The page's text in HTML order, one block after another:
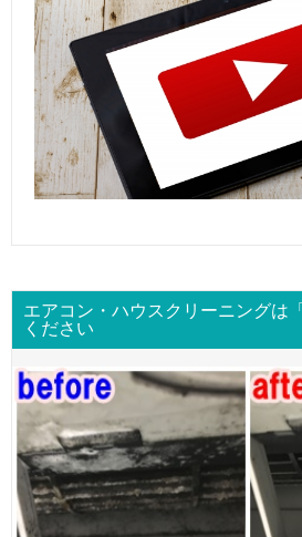
エアコン・ハウスクリーニングは
ください